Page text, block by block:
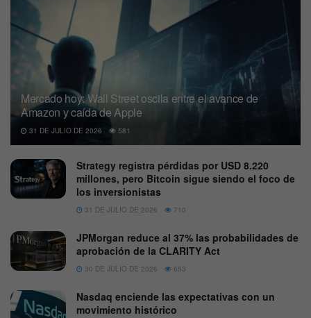
Mercado hoy: Wall Street oscila entre el avance de
Amazon y caída de Apple
31 DE JULIO DE 2026 581
Strategy registra pérdidas por USD 8.220
millones, pero Bitcoin sigue siendo el foco de
los inversionistas
31 DE JULIO DE 2026 710
JPMorgan reduce al 37% las probabilidades de
aprobación de la CLARITY Act
30 DE JULIO DE 2026 653
Nasdaq enciende las expectativas con un
movimiento histórico